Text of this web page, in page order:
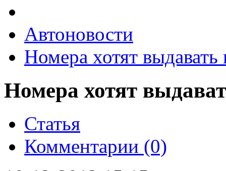
Автоновости
Номера хотят выдавать
Номера хотят
Статья
Комментарии (0)